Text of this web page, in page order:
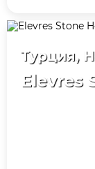
Турция,
Elevres